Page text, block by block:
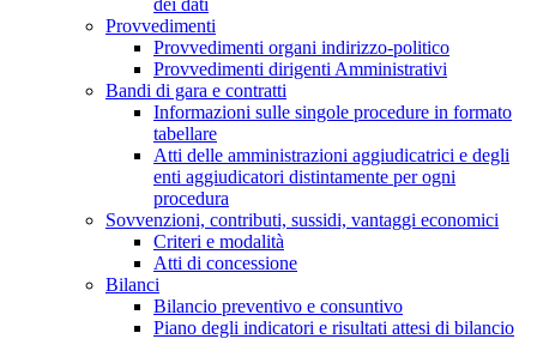
dei dati
Provvedimenti
Provvedimenti organi indirizzo-politico
Provvedimenti dirigenti Amministrativi
Bandi di gara e contratti
Informazioni sulle singole procedure in formato
tabellare
Atti delle amministrazioni aggiudicatrici e degli
enti aggiudicatori distintamente per ogni
procedura
Sovvenzioni, contributi, sussidi, vantaggi economici
Criteri e modalità
Atti di concessione
Bilanci
Bilancio preventivo e consuntivo
Piano degli indicatori e risultati attesi di bilancio